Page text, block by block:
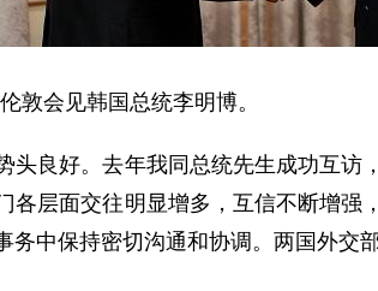
会见韩国总统李明博。
良好。去年我同总统先生成功互访
各层面交往明显增多，互信不断增
中保持密切沟通和协调。两国外交